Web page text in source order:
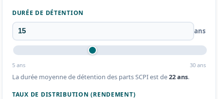
DURÉE DE DÉTENTION
ans
5 ans 30 ans
La durée moyenne de détention des parts SCPI est de22 ans.
TAUX DE DISTRIBUTION (RENDEMENT)